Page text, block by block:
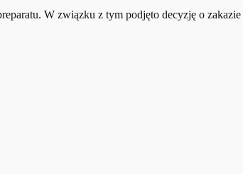
W związku z tym podjęto decyzję o